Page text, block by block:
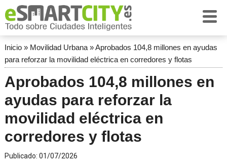
Inicio» Movilidad Urbana»Aprobados 104,8 millones en ayudas
para reforzar la movilidad eléctrica en corredores y flotas
Aprobados 104,8 millones en
ayudas para reforzar la
movilidad eléctrica en
corredores y flotas
Publicado: 01/07/2026